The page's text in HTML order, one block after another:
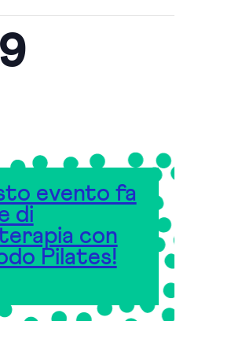
evento fa
di
con
Pilates!